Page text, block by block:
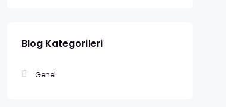
Blog Kategorileri
Genel